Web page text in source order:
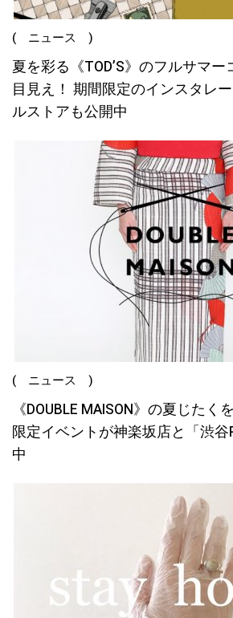
( ニュース )
夏を彩る《TOD’S》のフルサマ
目見え！ 期間限定のインスタレ
ルストアも公開中
( ニュース )
《DOUBLE MAISON》の夏じたく
限定イベントが神楽坂店と「渋谷
中